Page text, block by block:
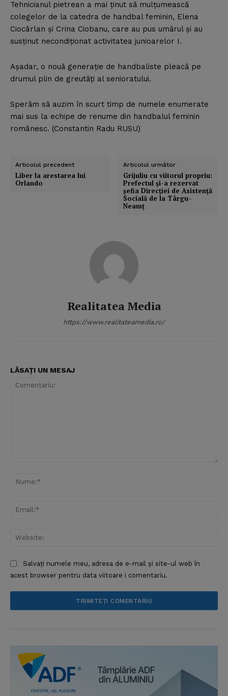
Tehnicianul pietrean a mai ţinut să mulţumească
colegelor de la catedra de handbal feminin, Elena
Ciocârlan şi Crina Ciobanu, care au pus umărul şi au
susţinut necondiţionat activitatea junioarelor I.
Aşadar, o nouă generaţie de handbaliste pleacă pe
drumul plin de greutăţi al senioratului.
Sperăm să auzim în scurt timp de numele enumerate
mai sus la echipe de renume din handbalul feminin
românesc. (Constantin Radu RUSU)
Articolul precedent
Liber la arestarea lui
Orlando
Articolul următor
Grijuliu cu viitorul propriu:
Prefectul şi-a rezervat
şefia Direcţiei de Asistenţă
Socială de la Târgu-
Neamţ
Realitatea Media
https://www.realitateamedia.ro/
LĂSAȚI UN MESAJ
Salvați numele meu, adresa de e-mail și site-ul web în
acest browser pentru data viitoare i comentariu.